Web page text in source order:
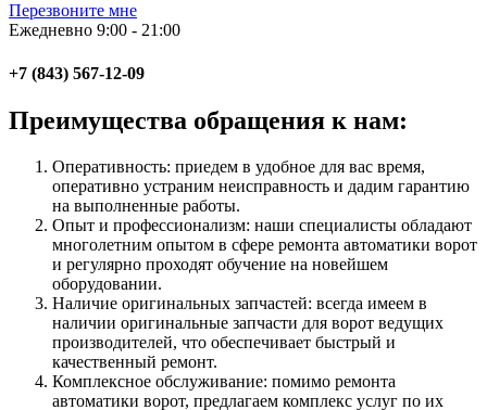
Перезвоните мне
Ежедневно 9:00 - 21:00
+7 (843) 567-12-09
Преимущества обращения к нам:
Оперативность: приедем в удобное для вас время,
оперативно устраним неисправность и дадим гарантию
на выполненные работы.
Опыт и профессионализм: наши специалисты обладают
многолетним опытом в сфере ремонта автоматики ворот
и регулярно проходят обучение на новейшем
оборудовании.
Наличие оригинальных запчастей: всегда имеем в
наличии оригинальные запчасти для ворот ведущих
производителей, что обеспечивает быстрый и
качественный ремонт.
Комплексное обслуживание: помимо ремонта
автоматики ворот, предлагаем комплекс услуг по их